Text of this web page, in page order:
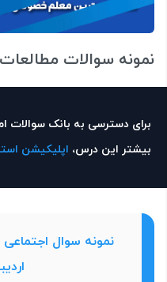
نمونه سوالات
برای دسترسی به بانک سوالات
بیشتر این درس، اپلیکیشن
نمونه سوال